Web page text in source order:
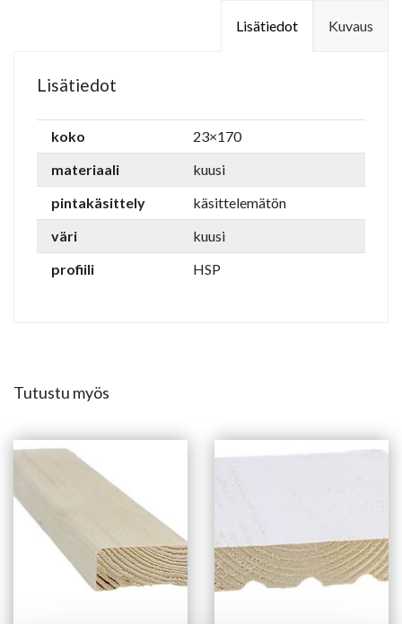
Kuvaus
Lisätiedot
Lisätiedot
koko
23×170
materiaali
kuusi
pintakäsittely
käsittelemätön
väri
kuusi
profiili
HSP
Tutustu myös